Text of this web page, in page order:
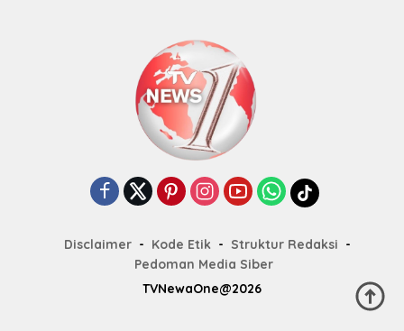
Disclaimer Kode Etik
Struktur Redaksi
Pedoman Media Siber
TVNewaOne@2026